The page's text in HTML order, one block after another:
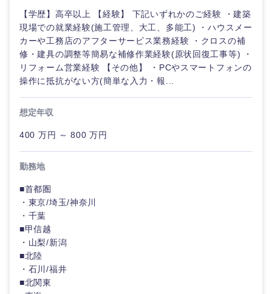
岡山県 広島県
山口県 徳島県
香川県 愛媛県
高知県
【学歴】高卒以上 【経験】 下記いずれかのご経験 ・建築
現場での就業経験(施工管理、大工、多能工) ・ハウスメー
カーや工務店のアフターサービス業務経験 ・クロスの補
修・建具の調整等簡易な補修作業経験(原状回復工事等) ・
リフォーム営業経験 【その他】 ・PCやスマートフォンの
操作に抵抗がない方(簡単な入力・報...
想定年収
400 万円 ～ 800 万円
勤務地
■首都圏
・東京/埼玉/神奈川
・千葉
■甲信越
・山梨/新潟
■北陸
・石川/福井
■北関東